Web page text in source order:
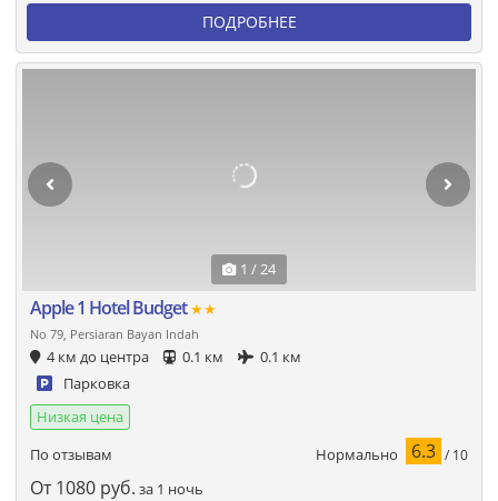
ПОДРОБНЕЕ
1 / 24
Apple 1 Hotel Budget★★
No 79, Persiaran Bayan Indah
4 км до центра 0.1 км
0.1 км
Парковка
Низкая цена
По отзывам
Нормально 6.3 / 10
От 1080 руб. за 1 ночь